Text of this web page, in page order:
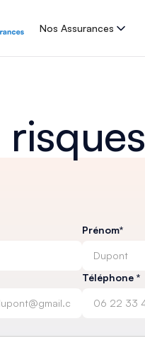
Nos Assurances
Prénom*
Téléphone *